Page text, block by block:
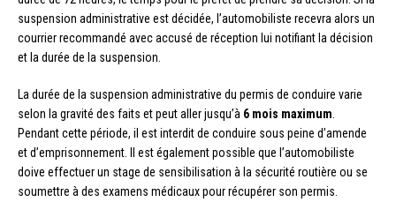
suspension administrative est décidée, l’automobiliste recevra alors un
courrier recommandé avec accusé de réception lui notifiant la décision
et la durée de la suspension.
La durée de la suspension administrative du permis de conduire varie
selon la gravité des faits et peut aller jusqu’à 6 mois maximum.
Pendant cette période, il est interdit de conduire sous peine d’amende
et d’emprisonnement. Il est également possible que l’automobiliste
doive effectuer un stage de sensibilisation à la sécurité routière ou se
soumettre à des examens médicaux pour récupérer son permis.